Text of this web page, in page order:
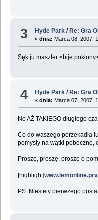
3 Hyde Park / Re: Gra
«dnia: Marca 08, 2007,
Sęk ju maszter <bije
4 Hyde Park /Re: Gra
«dnia: Marca 07, 2007,
No AŻ TAKIEGO długiego
Co do waszego porzekadła
pomysły na wątki poboczne,
Proszę, proszę, proszę o
[highlight]
PS. Niestety pierwzego